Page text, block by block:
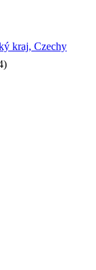
kraj, Czechy